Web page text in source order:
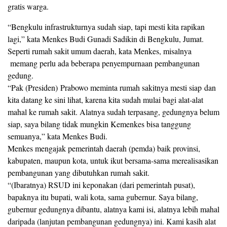
gratis warga.
“Bengkulu infrastrukturnya sudah siap, tapi mesti kita rapikan
lagi,” kata Menkes Budi Gunadi Sadikin di Bengkulu, Jumat.
Seperti rumah sakit umum daerah, kata Menkes, misalnya
memang perlu ada beberapa penyempurnaan pembangunan
gedung.
“Pak (Presiden) Prabowo meminta rumah sakitnya mesti siap dan
kita datang ke sini lihat, karena kita sudah mulai bagi alat-alat
mahal ke rumah sakit. Alatnya sudah terpasang, gedungnya belum
siap, saya bilang tidak mungkin Kemenkes bisa tanggung
semuanya,” kata Menkes Budi.
Menkes mengajak pemerintah daerah (pemda) baik provinsi,
kabupaten, maupun kota, untuk ikut bersama-sama merealisasikan
pembangunan yang dibutuhkan rumah sakit.
“(Ibaratnya) RSUD ini keponakan (dari pemerintah pusat),
bapaknya itu bupati, wali kota, sama gubernur. Saya bilang,
gubernur gedungnya dibantu, alatnya kami isi, alatnya lebih mahal
daripada (lanjutan pembangunan gedungnya) ini. Kami kasih alat